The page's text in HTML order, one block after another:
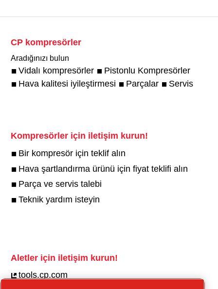
CP kompresörler
Aradığınızı bulun
Vidalı kompresörler
Pistonlu Kompresörler
Hava kalitesi iyileştirmesi
Parçalar Servis
Kompresörler için iletişim kurun!
Bir kompresör için teklif alın
Hava şartlandırma ürünü için fiyat teklifi alın
Parça ve servis talebi
Teknik yardım isteyin
Aletler için iletişim kurun!
tools.cp.com